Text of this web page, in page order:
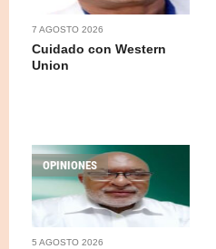
7 AGOSTO 2026
Cuidado con Western
Union
OPINIONES
5 AGOSTO 2026